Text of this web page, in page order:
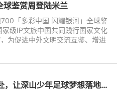
鉴赏周登陆米兰
「多彩中国 闪耀银河」全球鉴
级IP文旅中国共同践行国家文化
为促进中外文明交流互鉴、增进
吉利星愿与80万车主双向奔赴，让深山少年足球梦想落地生根